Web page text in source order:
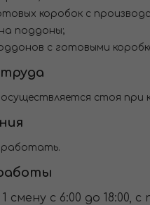
коробок с
поддоны;
с готовыми
стоя при
работать.
смену с 6:00 до 18:00,